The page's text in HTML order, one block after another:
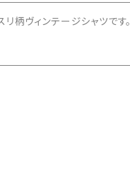
柄ヴィンテージシャツです。